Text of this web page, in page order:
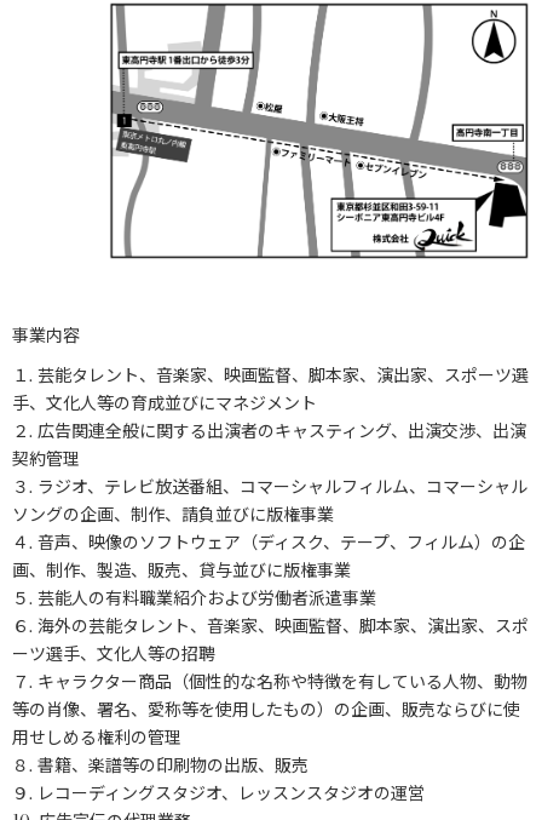
事業内容
１. 芸能タレント、音楽家、映画監督、脚本家、演出家、スポーツ選
手、文化人等の育成並びにマネジメント
２. 広告関連全般に関する出演者のキャスティング、出演交渉、出演
契約管理
３. ラジオ、テレビ放送番組、コマーシャルフィルム、コマーシャル
ソングの企画、制作、請負並びに版権事業
４. 音声、映像のソフトウェア（ディスク、テープ、フィルム）の企
画、制作、製造、販売、貸与並びに版権事業
５. 芸能人の有料職業紹介および労働者派遣事業
６. 海外の芸能タレント、音楽家、映画監督、脚本家、演出家、スポ
ーツ選手、文化人等の招聘
７. キャラクター商品（個性的な名称や特徴を有している人物、動物
等の肖像、署名、愛称等を使用したもの）の企画、販売ならびに使
用せしめる権利の管理
８. 書籍、楽譜等の印刷物の出版、販売
９. レコーディングスタジオ、レッスンスタジオの運営